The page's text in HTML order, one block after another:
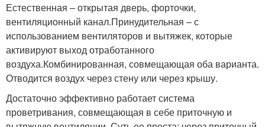
Естественная – открытая дверь, форточки,
вентиляционный канал.Принудительная – с
использованием вентиляторов и вытяжек, которые
активируют выход отработанного
воздуха.Комбинированная, совмещающая оба варианта.
Отводится воздух через стену или через крышу.
Достаточно эффективно работает система
проветривания, совмещающая в себе приточную и